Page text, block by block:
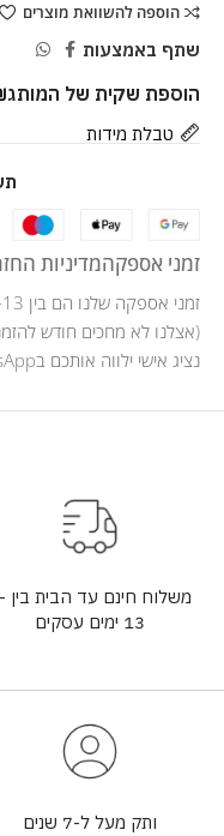
הוספה להשוואת מוצרים
שתף באמצעות
הוספת שקית של המותג
טבלת מידות
זמני אספקהמדיניות
זמני אספקה שלנו הם בין 3-13 ימי עסקים .
(אצלנו לא מחכים חודש
נציג אישי ילווה אותכם בWhatsApp לאורך כל מהלך ההזמנה .
13 ימים עסקים
ותק מעל ל-7 שנים